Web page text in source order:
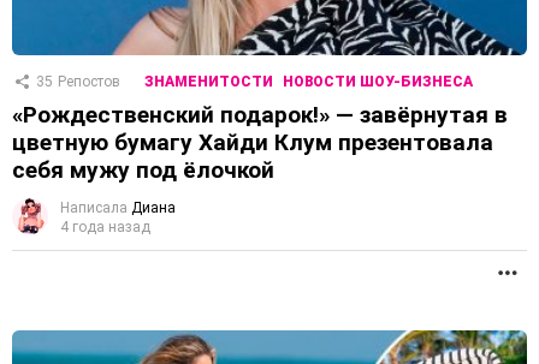
35 Репостов ЗНАМЕНИТОСТИ НОВОСТИ ШОУ-БИЗНЕСА
«Рождественский подарок!» — завёрнутая в
цветную бумагу Хайди Клум презентовала
себя мужу под ёлочкой
Написала Диана
4 года назад